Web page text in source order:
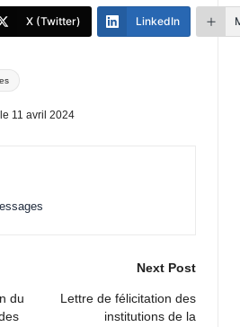
X (Twitter) LinkedIn
11 avril 2024
du
Next Post
Lettre de félicitation des
institutions de la